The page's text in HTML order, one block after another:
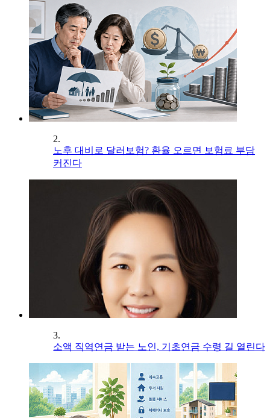
2.
노후 대비로 달러보험? 환율 오르면 보험료 부담
커진다
3.
소액 직역연금 받는 노인, 기초연금 수령 길 열린다